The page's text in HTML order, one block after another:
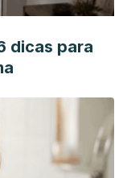
dicas para